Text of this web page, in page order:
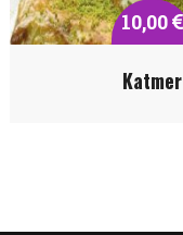
10,00
Katmer